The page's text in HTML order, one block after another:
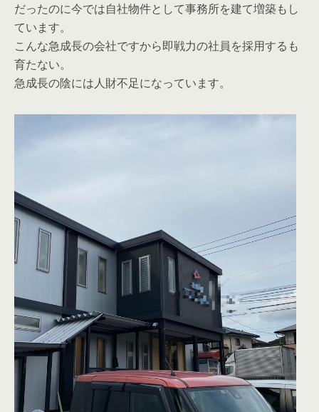
だったのに今では自社物件として事務所を建て増築もし
ています。
こんな急成長の会社ですから即戦力の社員を採用するも
育たない。
急成長の陰には人財不足になっています。